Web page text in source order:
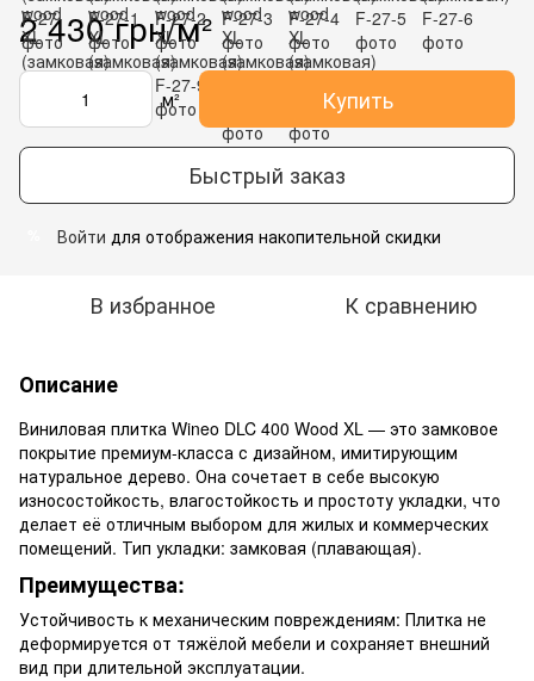
2 430 грн/м²
м² Купить
Быстрый заказ
Войти для отображения накопительной скидки
В избранное К сравнению
Описание
Виниловая плитка Wineo DLC 400 Wood XL — это замковое
покрытие премиум-класса с дизайном, имитирующим
натуральное дерево. Она сочетает в себе высокую
износостойкость, влагостойкость и простоту укладки, что
делает её отличным выбором для жилых и коммерческих
помещений. Тип укладки: замковая (плавающая).
Преимущества:
Устойчивость к механическим повреждениям: Плитка не
деформируется от тяжёлой мебели и сохраняет внешний
вид при длительной эксплуатации.